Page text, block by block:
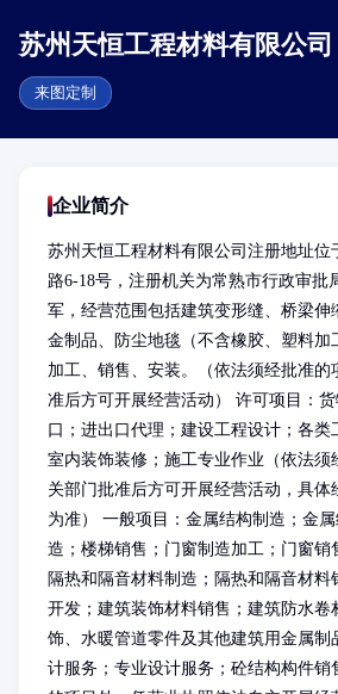
苏州天恒工程材料有限公司
来图定制
企业简介
苏州天恒工程材料有限公司注册地址位
路6-18号，注册机关为常熟市行政审批
军，经营范围包括建筑变形缝、桥梁伸
金制品、防尘地毯（不含橡胶、塑料加
加工、销售、安装。（依法须经批准的
准后方可开展经营活动） 许可项目：
口；进出口代理；建设工程设计；各类
室内装饰装修；施工专业作业（依法须
关部门批准后方可开展经营活动，具体
为准） 一般项目：金属结构制造；金
造；楼梯销售；门窗制造加工；门窗销
隔热和隔音材料制造；隔热和隔音材料
开发；建筑装饰材料销售；建筑防水卷
饰、水暖管道零件及其他建筑用金属制
计服务；专业设计服务；砼结构构件销